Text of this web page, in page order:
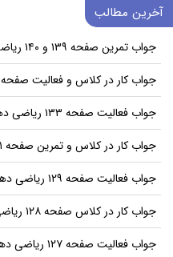
آخرین مطالب
جواب تمرین صفحه ۱۳۹ و ۱۴۰ ریاضی دهم
جواب کار در کلاس و فعالیت صفحه ۱۳۶ و ۱۳۷ و ۱۳۸ ریاضی دهم
جواب فعالیت صفحه ۱۳۳ ریاضی دهم
جواب کار در کلاس و تمرین صفحه ۱۳۱ ریاضی دهم
جواب فعالیت صفحه ۱۲۹ ریاضی دهم
جواب کار در کلاس صفحه ۱۲۸ ریاضی دهم
جواب فعالیت صفحه ۱۲۷ ریاضی دهم